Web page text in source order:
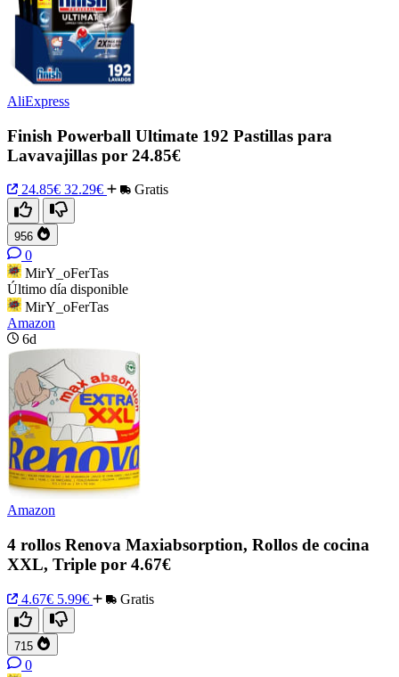
AliExpress
Finish Powerball Ultimate 192 Pastillas para
Lavavajillas por 24.85€
24.85€ 32.29€ Gratis
956
0
MirY_oFerTas
Último día disponible
MirY_oFerTas
Amazon
6d
Amazon
4 rollos Renova Maxiabsorption, Rollos de cocina
XXL, Triple por 4.67€
4.67€ 5.99€ Gratis
715
0